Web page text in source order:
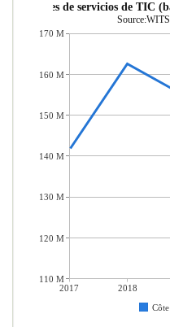
de servicios de TIC
2017 2018
170 M
160 M
150 M
140 M
130 M
120 M
110 M